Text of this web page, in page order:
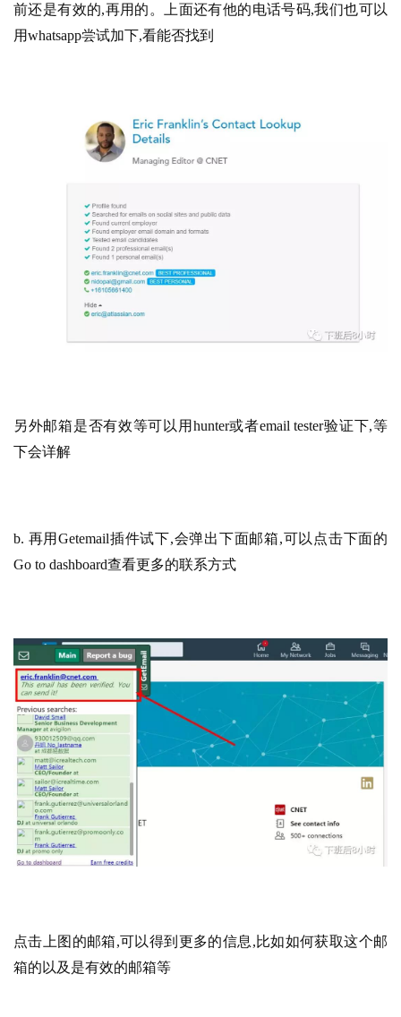
前还是有效的,再用的。上面还有他的电话号码,我们也可以
用whatsapp尝试加下,看能否找到
另外邮箱是否有效等可以用hunter或者email tester验证下,等
下会详解
b. 再用Getemail插件试下,会弹出下面邮箱,可以点击下面的
Go to dashboard查看更多的联系方式
点击上图的邮箱,可以得到更多的信息,比如如何获取这个邮
箱的以及是有效的邮箱等